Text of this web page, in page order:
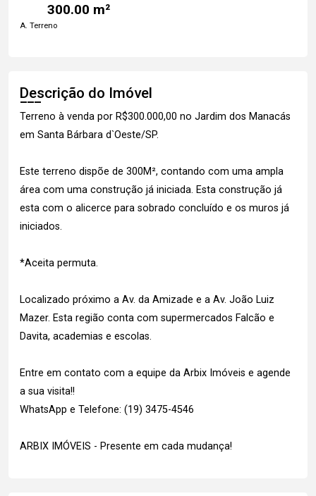
300.00 m²
A. Terreno
Descrição do Imóvel
Terreno à venda por R$300.000,00 no Jardim dos Manacás
em Santa Bárbara d`Oeste/SP.
Este terreno dispõe de 300M², contando com uma ampla
área com uma construção já iniciada. Esta construção já
esta com o alicerce para sobrado concluído e os muros já
iniciados.
*Aceita permuta.
Localizado próximo a Av. da Amizade e a Av. João Luiz
Mazer. Esta região conta com supermercados Falcão e
Davita, academias e escolas.
Entre em contato com a equipe da Arbix Imóveis e agende
a sua visita!!
WhatsApp e Telefone: (19) 3475-4546
ARBIX IMÓVEIS - Presente em cada mudança!